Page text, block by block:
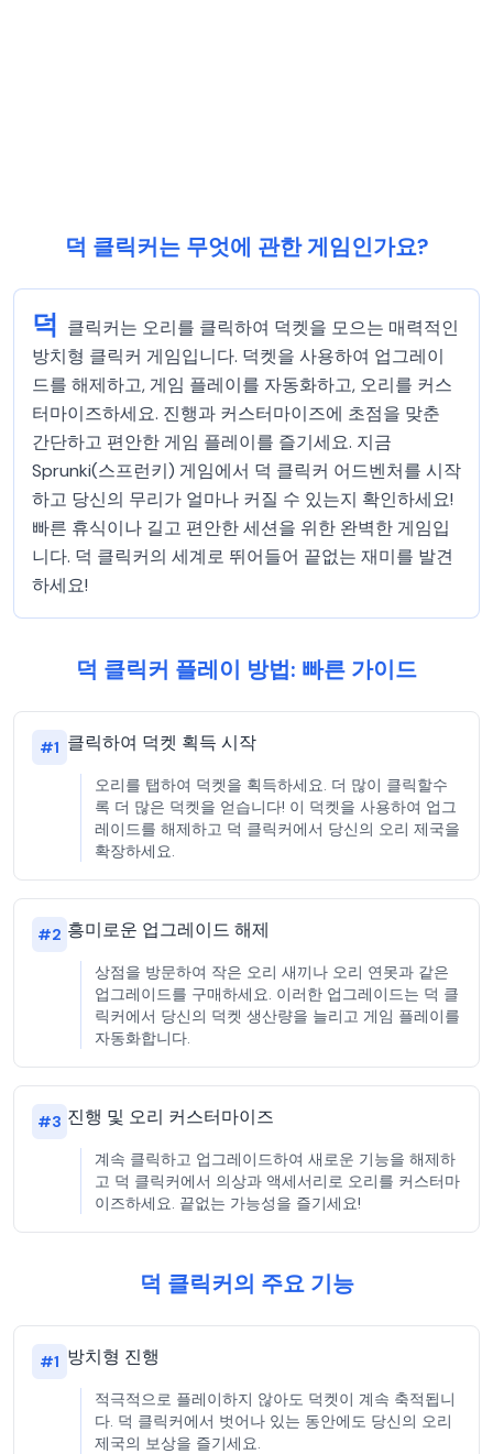
덕 클릭커는 무엇에 관한 게임인가요?
덕 클릭커는 오리를 클릭하여 덕켓을 모으는 매력적인
방치형 클릭커 게임입니다. 덕켓을 사용하여 업그레이
드를 해제하고, 게임 플레이를 자동화하고, 오리를 커스
터마이즈하세요. 진행과 커스터마이즈에 초점을 맞춘
간단하고 편안한 게임 플레이를 즐기세요. 지금
Sprunki(스프런키) 게임에서 덕 클릭커 어드벤처를 시작
하고 당신의 무리가 얼마나 커질 수 있는지 확인하세요!
빠른 휴식이나 길고 편안한 세션을 위한 완벽한 게임입
니다. 덕 클릭커의 세계로 뛰어들어 끝없는 재미를 발견
하세요!
덕 클릭커 플레이 방법: 빠른 가이드
#1 클릭하여 덕켓 획득 시작
오리를 탭하여 덕켓을 획득하세요. 더 많이 클릭할수
록 더 많은 덕켓을 얻습니다! 이 덕켓을 사용하여 업그
레이드를 해제하고 덕 클릭커에서 당신의 오리 제국을
확장하세요.
#2 흥미로운 업그레이드 해제
상점을 방문하여 작은 오리 새끼나 오리 연못과 같은
업그레이드를 구매하세요. 이러한 업그레이드는 덕 클
릭커에서 당신의 덕켓 생산량을 늘리고 게임 플레이를
자동화합니다.
#3 진행 및 오리 커스터마이즈
계속 클릭하고 업그레이드하여 새로운 기능을 해제하
고 덕 클릭커에서 의상과 액세서리로 오리를 커스터마
이즈하세요. 끝없는 가능성을 즐기세요!
덕 클릭커의 주요 기능
#1 방치형 진행
적극적으로 플레이하지 않아도 덕켓이 계속 축적됩니
다. 덕 클릭커에서 벗어나 있는 동안에도 당신의 오리
제국의 보상을 즐기세요.